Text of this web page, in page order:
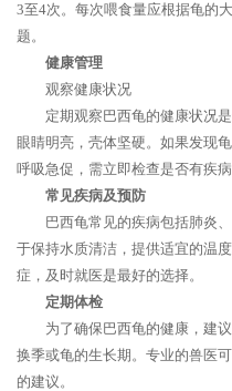
3至4次。每次喂食量应根据龟的
题。
健康管理
观察健康状况
定期观察巴西龟的健康状况
眼睛明亮，壳体坚硬。如果发现
呼吸急促，需立即检查是否有疾病
常见疾病及预防
巴西龟常见的疾病包括肺炎
于保持水质清洁，提供适宜的温
症，及时就医是最好的选择。
定期体检
为了确保巴西龟的健康，建
换季或龟的生长期。专业的兽医
的建议。